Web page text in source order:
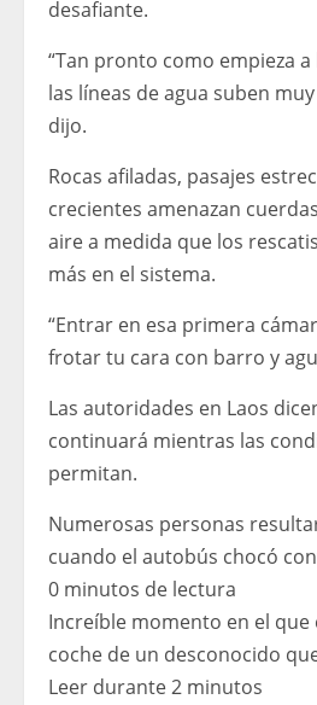
desafiante.
“Tan pronto como empieza
las líneas de agua suben
dijo.
Rocas afiladas, pasajes
crecientes amenazan
aire a medida que los
más en el sistema.
“Entrar en esa primera
frotar tu cara con barro y
Las autoridades en Laos
continuará mientras las
permitan.
Numerosas personas
cuando el autobús chocó
0 minutos de lectura
Increíble momento en el que
coche de un desconocido
Leer durante 2 minutos